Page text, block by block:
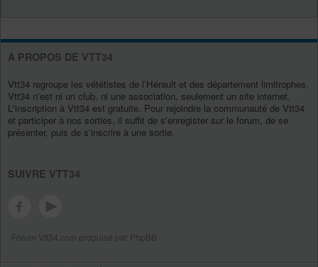
A PROPOS DE VTT34
Vtt34 regroupe les vététistes de l’Hérault et des département limitrophes.
Vtt34 n'est ni un club, ni une association, seulement un site internet.
L'inscription à Vtt34 est gratuite. Pour rejoindre la communauté de Vtt34
et participer à nos sorties, il suffit de s'enregister sur le forum, de se
présenter, puis de s'inscrire à une sortie.
SUIVRE VTT34
Forum Vtt34.com propulsé par PhpBB